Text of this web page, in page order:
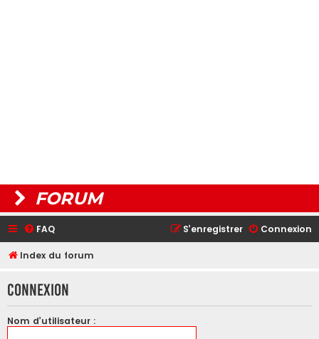
FORUM
FAQ Connexion
S’enregistrer
Index du forum
Connexion
Nom d’utilisateur :